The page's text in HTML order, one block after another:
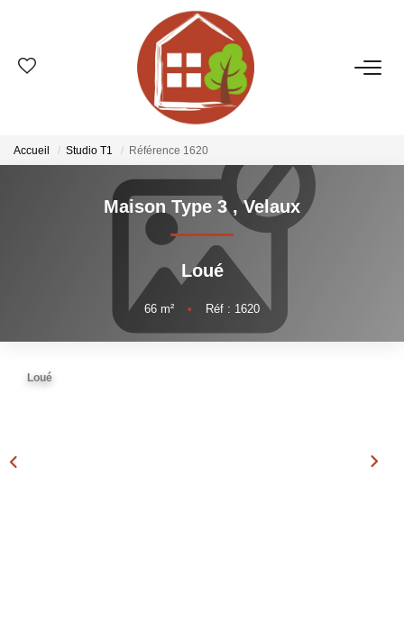
VENTES
ESTIMATION
LOCATIONS
GESTION
LE GROUPE
Accueil Studio T1 Référence 1620
Maison Type 3 ,Velaux
Loué
66 m² • Réf : 1620
Loué